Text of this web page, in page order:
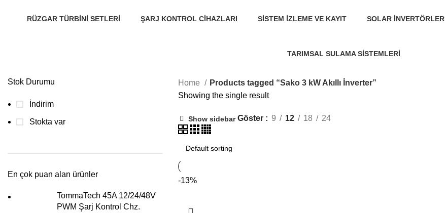
RÜZGAR TÜRBINI SETLERI
ŞARJ KONTROL CIHAZLARI
SISTEM İZLEME VE KAYIT
SOLAR İNVERTÖRLER
TARIMSAL SULAMA SISTEMLERI
Stok Durumu
İndirim
Stokta var
En çok puan alan ürünler
TommaTech 45A 12/24/48V
PWM Şarj Kontrol Chz.
Home
Products tagged “Sako 3 kW Akıllı İnverter”
Showing the single result
Show sidebar Göster 9 12 18 24
-13%